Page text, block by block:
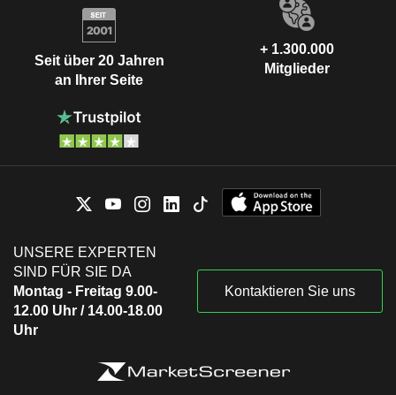
Seit über 20 Jahren
an Ihrer Seite
+ 1.300.000
Mitglieder
UNSERE EXPERTEN
SIND FÜR SIE DA
Montag - Freitag 9.00-
12.00 Uhr / 14.00-18.00
Uhr
Kontaktieren Sie uns